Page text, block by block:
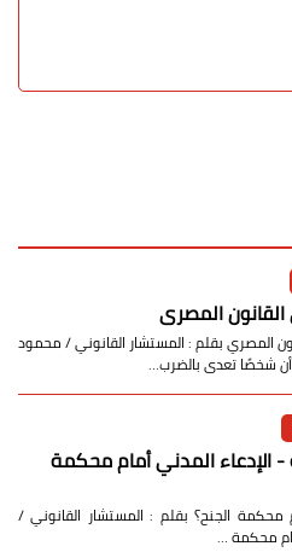
المصري
المصري بقلم : المستشار القانوني / محمود
شخصًا تعدى بالضرب…
الإدعاء المدني أمام محكمة
محكمة الجنح؟ بقلم : المستشار القانوني /
محكمة …